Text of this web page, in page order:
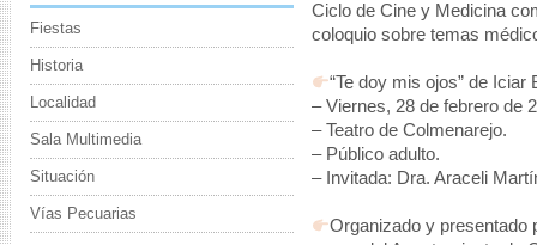
Ciclo de Cine y Medicina
coloquio sobre temas
“Te doy mis ojos” de Iciar
– Viernes, 28 de febrero de
– Teatro de Colmenarejo.
– Público adulto.
– Invitada: Dra. Araceli
Organizado y presentado
Fiestas
Historia
Localidad
Sala Multimedia
Situación
Vías Pecuarias